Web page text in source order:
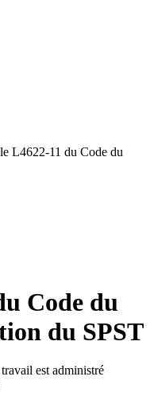
L4622-11 du Code du
Code du
du SPST
est administré